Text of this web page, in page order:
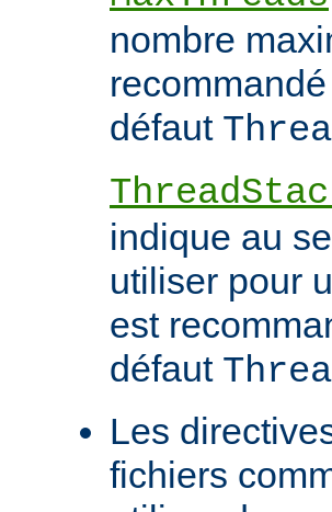
nombre
défaut
indique au
utiliser pour
est
défaut
Les
fichiers